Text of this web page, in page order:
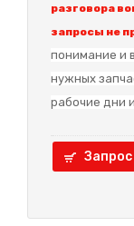
разговора
запросы не
понимание и в
нужных
рабочие дни